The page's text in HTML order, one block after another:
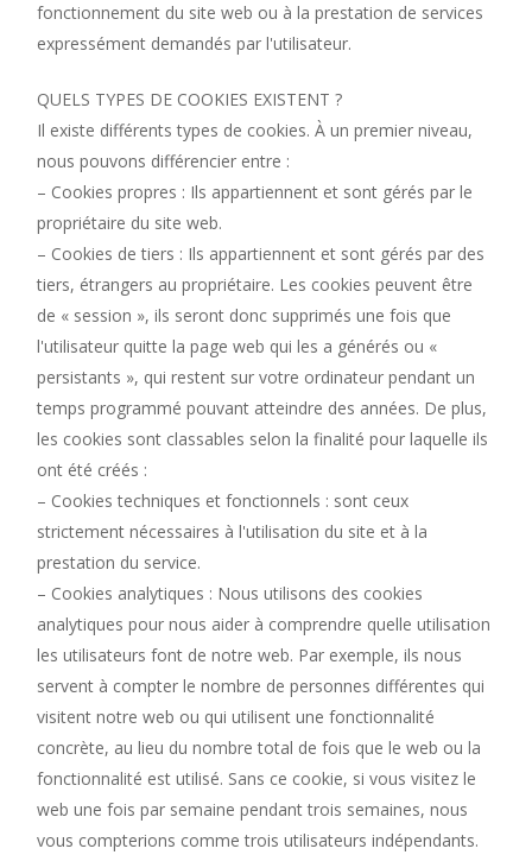
fonctionnement du site web ou à la prestation de services
expressément demandés par l'utilisateur.
QUELS TYPES DE COOKIES EXISTENT ?
Il existe différents types de cookies. À un premier niveau,
nous pouvons différencier entre :
– Cookies propres : Ils appartiennent et sont gérés par le
propriétaire du site web.
– Cookies de tiers : Ils appartiennent et sont gérés par des
tiers, étrangers au propriétaire. Les cookies peuvent être
de « session », ils seront donc supprimés une fois que
l'utilisateur quitte la page web qui les a générés ou «
persistants », qui restent sur votre ordinateur pendant un
temps programmé pouvant atteindre des années. De plus,
les cookies sont classables selon la finalité pour laquelle ils
ont été créés :
– Cookies techniques et fonctionnels : sont ceux
strictement nécessaires à l'utilisation du site et à la
prestation du service.
– Cookies analytiques : Nous utilisons des cookies
analytiques pour nous aider à comprendre quelle utilisation
les utilisateurs font de notre web. Par exemple, ils nous
servent à compter le nombre de personnes différentes qui
visitent notre web ou qui utilisent une fonctionnalité
concrète, au lieu du nombre total de fois que le web ou la
fonctionnalité est utilisé. Sans ce cookie, si vous visitez le
web une fois par semaine pendant trois semaines, nous
vous compterions comme trois utilisateurs indépendants.